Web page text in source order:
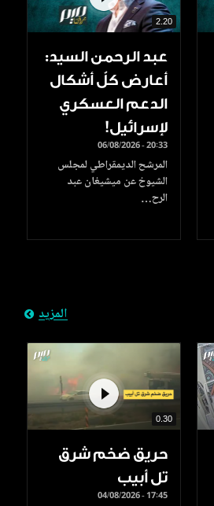
2.20
عبد الرحمن السيد:
أعارض كلّ أشكال
الدعم العسكري
لإسرائيل!
06/08/2026 - 20:33
المرشح الديمقراطي لمجلس
الشيوخ عن ميشيغان عبد
الرح…
المزيد
0.30
حريق ضخم شرق
تل أبيب
04/08/2026 - 17:45